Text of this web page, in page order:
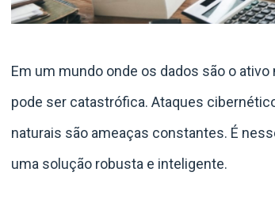
Em um mundo onde os dados são o
pode ser catastrófica. Ataques
naturais são ameaças constantes. É
uma solução robusta e inteligente.